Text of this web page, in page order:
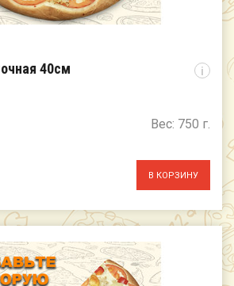
40см i
Вес: 750 г.